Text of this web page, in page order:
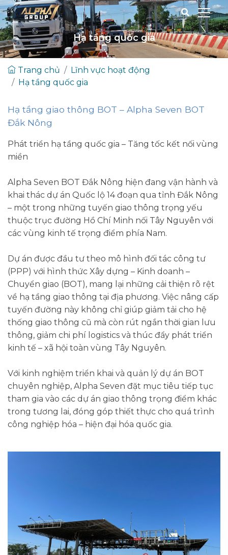
Hạ tầng quốc gia
Trang chủ
Lĩnh vực hoạt động
Hạ tầng quốc gia
Hạ tầng giao thông BOT – Alpha Seven BOT
Đắk Nông
Phát triển hạ tầng quốc gia – Tăng tốc kết nối vùng
miền
Alpha Seven BOT Đắk Nông hiện đang vận hành và
khai thác dự án Quốc lộ 14 đoạn qua tỉnh Đắk Nông
– một trong những tuyến giao thông trọng yếu
thuộc trục đường Hồ Chí Minh nối Tây Nguyên với
các vùng kinh tế trọng điểm phía Nam.
Dự án được đầu tư theo mô hình đối tác công tư
(PPP) với hình thức Xây dựng – Kinh doanh –
Chuyển giao (BOT), mang lại những cải thiện rõ rệt
về hạ tầng giao thông tại địa phương. Việc nâng cấp
tuyến đường này không chỉ giúp giảm tải cho hệ
thống giao thông cũ mà còn rút ngắn thời gian lưu
thông, giảm chi phí logistics và thúc đẩy phát triển
kinh tế – xã hội toàn vùng Tây Nguyên.
Với kinh nghiệm triển khai và quản lý dự án BOT
chuyên nghiệp, Alpha Seven đặt mục tiêu tiếp tục
tham gia vào các dự án giao thông trọng điểm khác
trong tương lai, đóng góp thiết thực cho quá trình
công nghiệp hóa – hiện đại hóa quốc gia.